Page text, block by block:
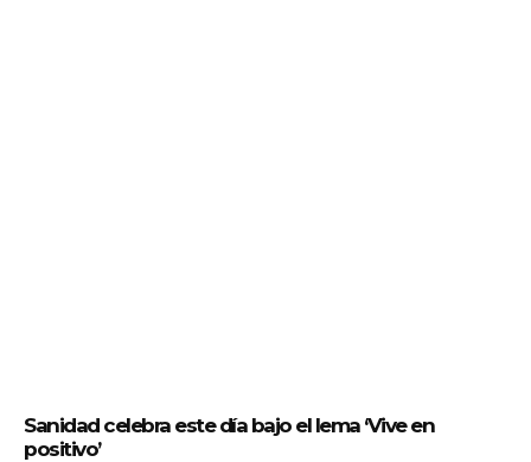
Sanidad celebra este día bajo el lema ‘Vive en
positivo’